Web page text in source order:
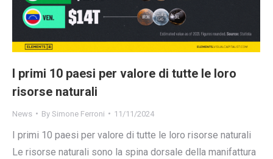
I primi 10 paesi per valore di tutte le loro
risorse naturali
News By Simone Ferroni 11/11/2024
I primi 10 paesi per valore di tutte le loro risorse naturali
Le risorse naturali sono la spina dorsale della manifattura